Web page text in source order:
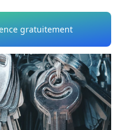
gratuitement